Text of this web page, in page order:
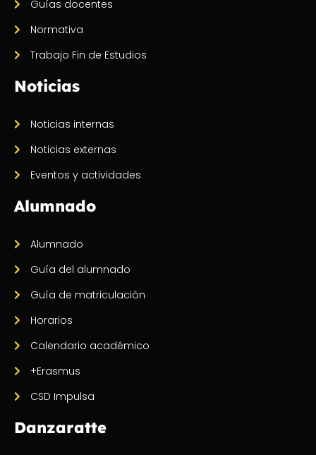
Guías docentes
Normativa
Trabajo Fin de Estudios
Noticias
Noticias internas
Noticias externas
Eventos y actividades
Alumnado
Alumnado
Guía del alumnado
Guía de matriculación
Horarios
Calendario académico
+Erasmus
CSD Impulsa
Danzaratte